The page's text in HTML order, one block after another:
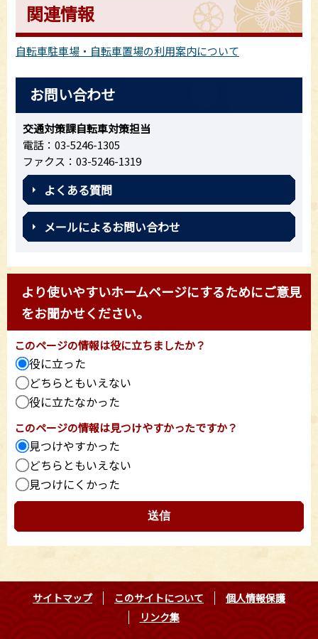
関連情報
自転車駐車場・自転車置場の利用案内について
お問い合わせ
交通対策課自転車対策担当
電話：03-5246-1305
ファクス：03-5246-1319
よくある質問
メールによるお問い合わせ
より使いやすいホームページにするためにご意見
をお聞かせください。
このページの情報は役に立ちましたか？
役に立った
どちらともいえない
役に立たなかった
このページの情報は見つけやすかったですか？
見つけやすかった
どちらともいえない
見つけにくかった
サイトマップ このサイトについて
個人情報保護
リンク集